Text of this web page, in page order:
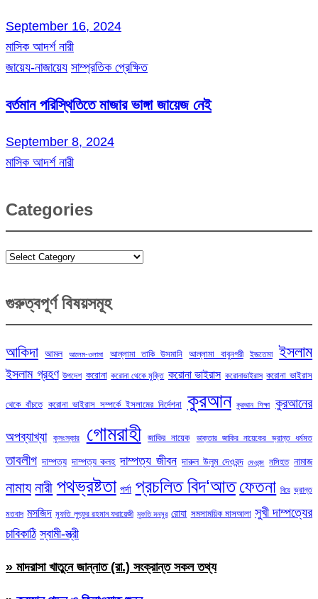
September 16, 2024
মাসিক আদর্শ নারী
জায়েয-নাজায়েয সাম্প্রতিক প্রেক্ষিত
বর্তমান পরিস্থিতিতে মাজার ভাঙ্গা জায়েজ নেই
September 8, 2024
মাসিক আদর্শ নারী
Categories
Categories
গুরুত্বপূর্ণ বিষয়সমূহ
আকিদা আমল আলেম-ওলামা আল্লামা তাকি উসমানি আল্লামা বাবুনগরী ইজতেমা ইসলাম
ইসলাম গ্রহণ উপদেশ করোনা করোনা থেকে মুক্তি করোনা ভাইরাস করোনাভাইরাস করোনা ভাইরাস
থেকে বাঁচতে করোনা ভাইরাস সম্পর্কে ইসলামের নির্দেশনা কুরআন কুরআন শিক্ষা কুরআনের
অপব্যাখ্যা কুসংস্কার গোমরাহী জাকির নায়েক ডাক্তার জাকির নায়েকের ভ্রান্ত ধর্মমত
তাবলীগ দাম্পত্য দাম্পত্য কলহ দাম্পত্য জীবন দারুল উলুম দেওবন্দ দেওবন্দ নসিহত নামাজ
নামায নারী পথভ্রষ্টতা পর্দা প্রচলিত বিদ‘আত ফেতনা বিয়ে ভ্রান্ত
মতবাদ মসজিদ মুফতি লুৎফুর রহমান ফরায়েজী মুফতি মনসুর রোযা সমসাময়িক মাসআলা সুখী দাম্পত্যের
চাবিকাঠি স্বামী-স্ত্রী
» মাদরাসা খাতুনে জান্নাত (রা.) সংক্রান্ত সকল তথ্য